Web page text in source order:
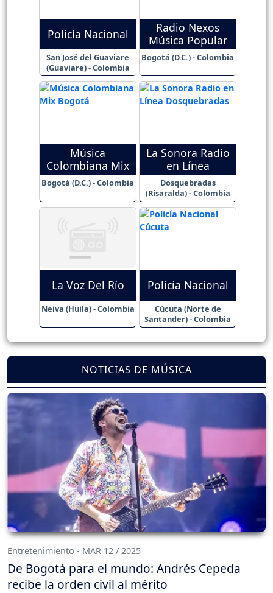
Policía Nacional
San José del Guaviare
(Guaviare) - Colombia
Radio Nexos
Música Popular
Bogotá (D.C.) - Colombia
Música
Colombiana Mix
Bogotá (D.C.) - Colombia
La Sonora Radio
en Línea
Dosquebradas
(Risaralda) - Colombia
La Voz Del Río
Neiva (Huila) - Colombia
Policía Nacional
Cúcuta (Norte de
Santander) - Colombia
NOTICIAS DE MÚSICA
Entretenimiento - MAR 12 / 2025
De Bogotá para el mundo: Andrés Cepeda
recibe la orden civil al mérito